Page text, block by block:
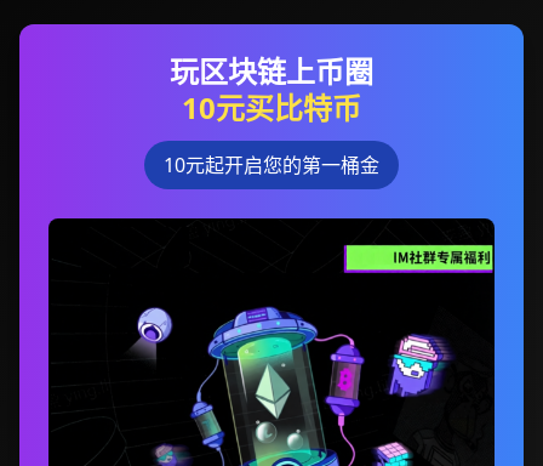
玩区块链上币圈
10元买比特币
10元起开启您的第一桶金